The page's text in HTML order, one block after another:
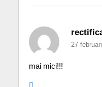
27
mai mici!!!